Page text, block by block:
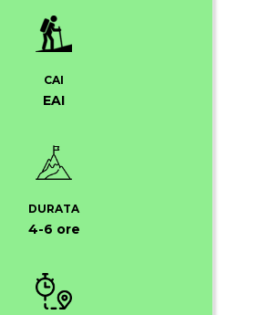
CAI
EAI
DURATA
4-6 ore